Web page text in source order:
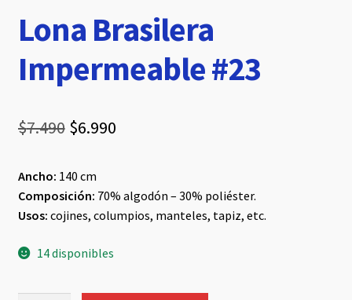
Lona Brasilera
Impermeable #23
$7.490 El
original
era:
$6.990El
es:
Ancho: 140 cm
Composición: 70% algodón – 30% poliéster.
Usos: cojines, columpios, manteles, tapiz, etc.
14 disponibles